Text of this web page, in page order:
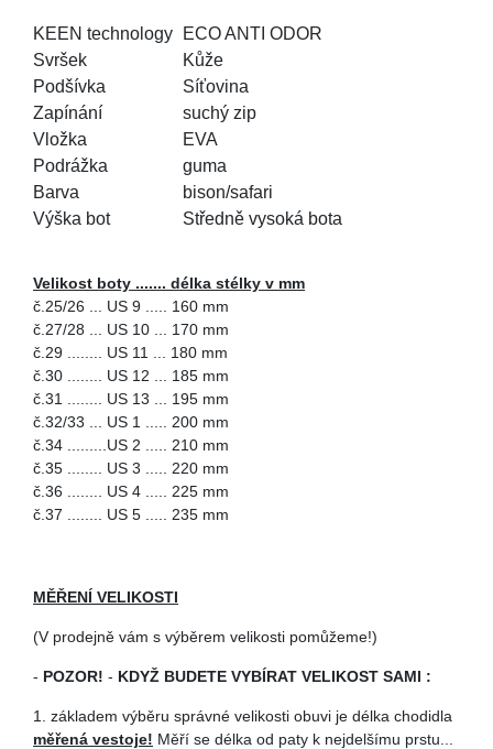
KEEN technology
ECO ANTI ODOR
Svršek
Kůže
Podšívka
Síťovina
Zapínání
suchý zip
Vložka
EVA
Podrážka
guma
Barva
bison/safari
Výška bot
Středně vysoká bota
Velikost boty ....... délka stélky v mm
č.25/26 ... US 9 ..... 160 mm
č.27/28 ... US 10 ... 170 mm
č.29 ........ US 11 ... 180 mm
č.30 ........ US 12 ... 185 mm
č.31 ........ US 13 ... 195 mm
č.32/33 ... US 1 ..... 200 mm
č.34 .........US 2 ..... 210 mm
č.35 ........ US 3 ..... 220 mm
č.36 ........ US 4 ..... 225 mm
č.37 ........ US 5 ..... 235 mm
MĚŘENÍ VELIKOSTI
(V prodejně vám s výběrem velikosti pomůžeme!)
- POZOR! - KDYŽ BUDETE VYBÍRAT VELIKOST SAMI :
1. základem výběru správné velikosti obuvi je délka chodidla
měřená vestoje! Měří se délka od paty k nejdelšímu prstu...